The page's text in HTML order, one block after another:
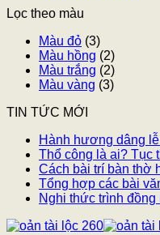
Lọc theo màu
Màu đỏ (3)
Màu hồng (2)
Màu trắng (2)
Màu vàng (3)
TIN TỨC MỚI
Hành hương dâng
Thổ công là ai? Tục
Cách bài trí bàn thờ
Tổng hợp các bài
Nghi thức trình